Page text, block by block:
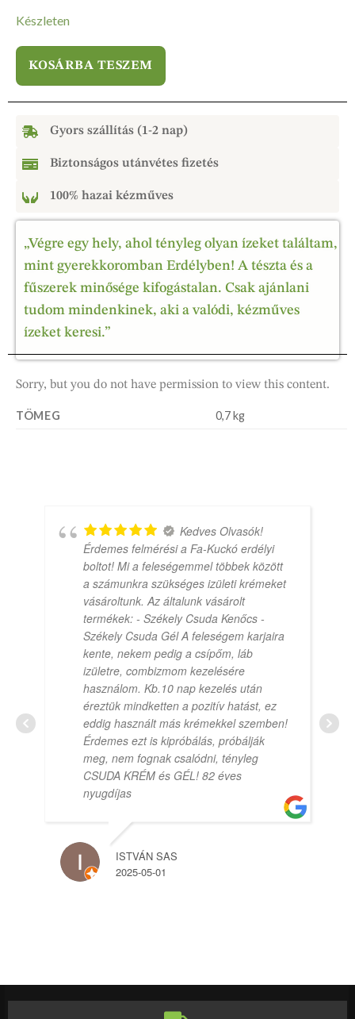
Készleten
KOSÁRBA TESZEM
Gyors szállítás (1-2 nap)
Biztonságos utánvétes fizetés
100% hazai kézműves
„Végre egy hely, ahol tényleg olyan ízeket találtam,
mint gyerekkoromban Erdélyben! A tészta és a
fűszerek minősége kifogástalan. Csak ajánlani
tudom mindenkinek, aki a valódi, kézműves
ízeket keresi.”
Sorry, but you do not have permission to view this content.
TÖMEG 0,7 kg
Kedves Olvasók!
Érdemes felmérési a Fa-Kuckó erdélyi
boltot! Mi a feleségemmel többek között
a számunkra szükséges izületi krémeket
vásároltunk. Az általunk vásárolt
termékek: - Székely Csuda Kenőcs -
Székely Csuda Gél A feleségem karjaira
kente, nekem pedig a csípőm, láb
izületre, combizmom kezelésére
használom. Kb.10 nap kezelés után
éreztük mindketten a pozitív hatást, ez
eddig használt más krémekkel szemben!
Érdemes ezt is kipróbálás, próbálják
meg, nem fognak csalódni, tényleg
CSUDA KRÉM és GÉL! 82 éves
nyugdíjas
ISTVÁN SAS
2025-05-01